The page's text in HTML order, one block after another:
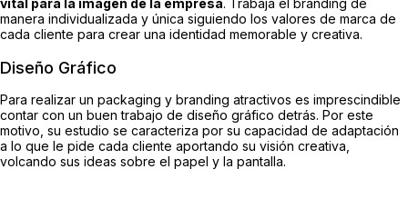
vital para la imagen de la empresa. Trabaja el branding de
manera individualizada y única siguiendo los valores de marca de
cada cliente para crear una identidad memorable y creativa.
Diseño Gráfico
Para realizar un packaging y branding atractivos es imprescindible
contar con un buen trabajo de diseño gráfico detrás. Por este
motivo, su estudio se caracteriza por su capacidad de adaptación
a lo que le pide cada cliente aportando su visión creativa,
volcando sus ideas sobre el papel y la pantalla.